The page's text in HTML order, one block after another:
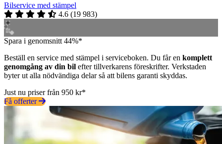
Bilservice med stämpel
4.6 (19 983)
Spara i genomsnitt 44%*
Beställ en service med stämpel i serviceboken. Du får en komplett
genomgång av din bil efter tillverkarens föreskrifter. Verkstaden
byter ut alla nödvändiga delar så att bilens garanti skyddas.
Just nu priser från 950 kr*
Få offerter